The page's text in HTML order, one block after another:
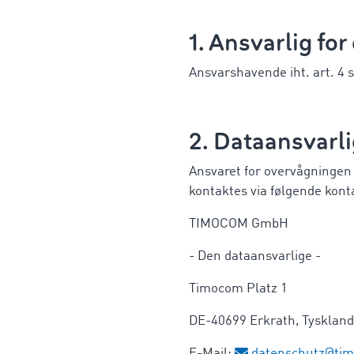
1. Ansvarlig
Ansvarshavende iht. art. 4
2.
Ansvaret for
kontaktes via følgende
TIMOCOM GmbH
- Den dataansvarlige -
Timocom Platz 1
DE-40699 Erkrath, Tyskland